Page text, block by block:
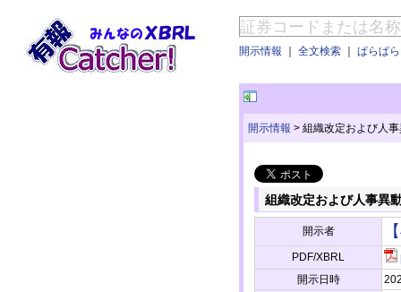
開示情報 ｜ 全文検索 ｜ ぱらぱ
開示情報 > 組織改定および人
組織改定および人事異
開示者
PDF/XBRL
開示日時